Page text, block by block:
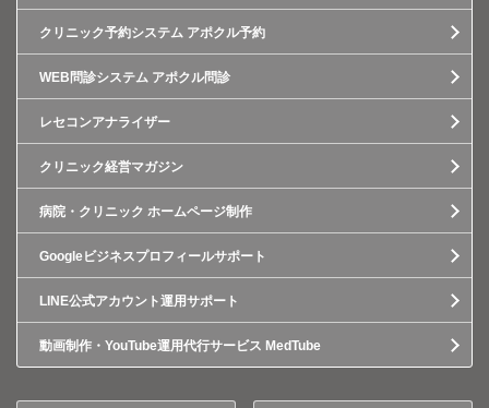
クリニック予約システム アポクル予約
WEB問診システム アポクル問診
レセコンアナライザー
クリニック経営マガジン
病院・クリニック ホームページ制作
Googleビジネスプロフィールサポート
LINE公式アカウント運用サポート
動画制作・YouTube運用代行サービス MedTube